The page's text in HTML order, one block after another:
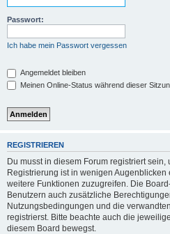
Passwort:
Ich habe mein Passwort vergessen
Angemeldet bleiben
Meinen Online-Status während dieser
REGISTRIEREN
Du musst in diesem Forum registriert
Registrierung ist in wenigen
weitere Funktionen zuzugreifen. Die
Benutzern auch zusätzliche
Nutzungsbedingungen und die
registrierst. Bitte beachte auch die
diesem Board bewegst.